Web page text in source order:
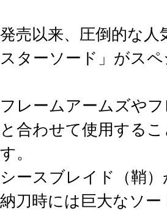
発売以来、圧倒的な
スターソード」がス
フレームアームズや
と合わせて使用する
す。
シースブレイド（鞘
納刀時には巨大なソ